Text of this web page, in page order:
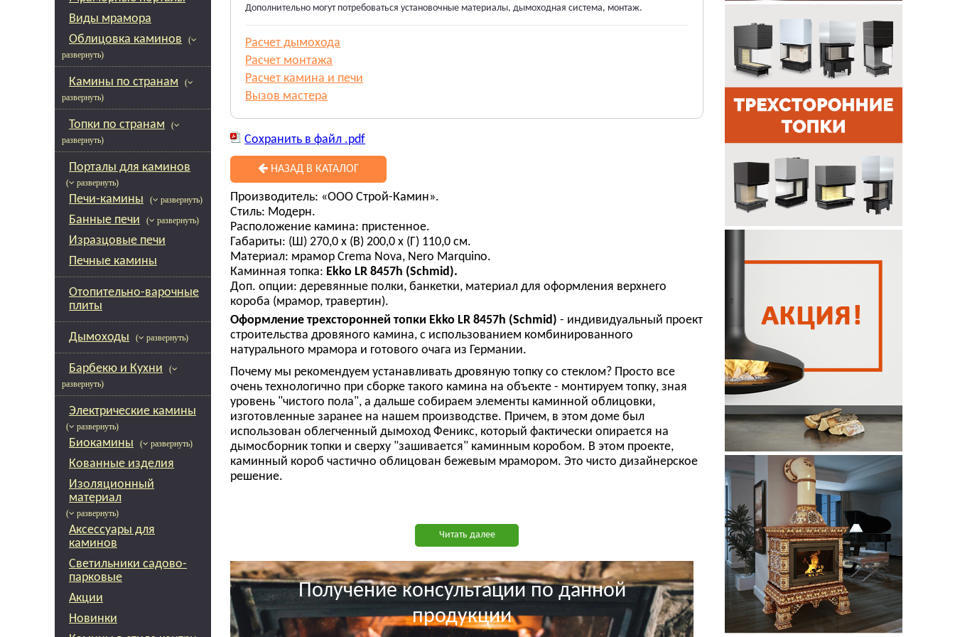
Виды мрамора
Облицовка каминов
(
развернуть)
Камины по странам
(
развернуть)
Топки по странам
(
развернуть)
Порталы для каминов
( развернуть)
Печи-камины ( развернуть)
Банные печи ( развернуть)
Изразцовые печи
Печные камины
Отопительно-варочные
плиты
Дымоходы ( развернуть)
Барбекю и Кухни
(
развернуть)
Электрические камины
( развернуть)
Биокамины ( развернуть)
Кованные изделия
Изоляционный
материал
( развернуть)
Аксессуары для
каминов
Светильники садово-
парковые
Акции
Новинки
Дополнительно могут потребоваться установочные материалы, дымоходная система, монтаж.
Расчет дымохода
Расчет монтажа
Расчет камина и печи
Вызов мастера
Сохранить в файл .pdf
НАЗАД В КАТАЛОГ
Производитель: «ООО Строй-Камин».
Стиль: Модерн.
Расположение камина: пристенное.
Габариты: (Ш) 270,0 х (В) 200,0 х (Г) 110,0 см.
Материал: мрамор Crema Nova, Nero Marquino.
Каминная топка: Ekko LR 8457h (Schmid).
Доп. опции: деревянные полки, банкетки, материал для оформления верхнего
короба (мрамор, травертин).
Оформление трехсторонней топки Ekko LR 8457h (Schmid) - индивидуальный проект
строительства дровяного камина, с использованием комбинированного
натурального мрамора и готового очага из Германии.
Почему мы рекомендуем устанавливать дровяную топку со стеклом? Просто все
очень технологично при сборке такого камина на объекте - монтируем топку, зная
уровень "чистого пола", а дальше собираем элементы каминной облицовки,
изготовленные заранее на нашем производстве. Причем, в этом доме был
использован облегченный дымоход Феникс, который фактически опирается на
дымосборник топки и сверху "зашивается" каминным коробом. В этом проекте,
каминный короб частично облицован бежевым мрамором. Это чисто дизайнерское
решение.
Читать далее
Получение консультации по данной
продукции